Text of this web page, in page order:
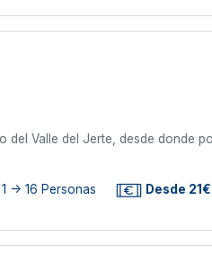
Valle del Jerte, desde donde
1 -> 16 Personas Desde